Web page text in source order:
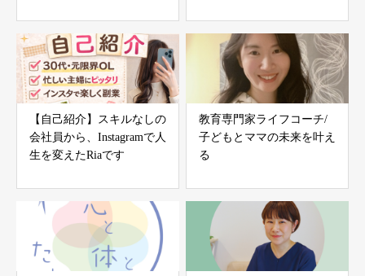
【自己紹介】スキルなしの
会社員から、Instagramで人
生を変えたRiaです
教育専門家ライフコーチ/
子どもとママの未来を叶え
る